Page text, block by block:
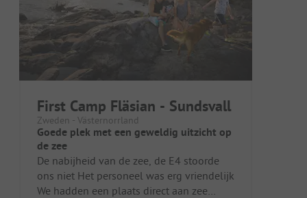
First Camp Fläsian - Sundsvall
Zweden - Västernorrland
Goede plek met een geweldig uitzicht op
de zee
De nabijheid van de zee, de E4 stoorde
ons niet Het personeel was erg vriendelijk
We hadden een plaats direct aan zee